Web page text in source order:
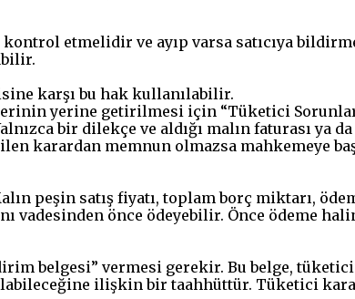
etmelidir ve ayıp varsa satıcıya
karşı bu hak kullanılabilir.
yerine getirilmesi için “Tüketici
bir dilekçe ve aldığı malın faturası ya
karardan memnun olmazsa mahkemeye
peşin satış fiyatı, toplam borç miktarı,
vadesinden önce ödeyebilir. Önce ödeme
belgesi” vermesi gerekir. Bu belge,
ilişkin bir taahhüttür. Tüketici